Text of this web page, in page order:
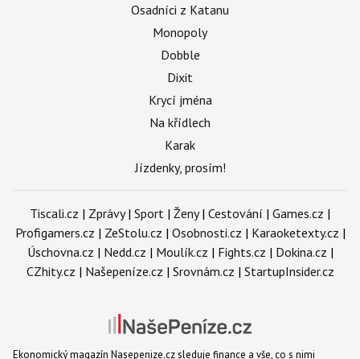
Osadníci z Katanu
Monopoly
Dobble
Dixit
Krycí jména
Na křídlech
Karak
Jízdenky, prosím!
Tiscali.cz | Zprávy| Sport | Ženy| Cestování | Games.cz |
Profigamers.cz | ZeStolu.cz | Osobnosti.cz | Karaoketexty.cz |
Úschovna.cz | Nedd.cz | Moulík.cz | Fights.cz | Dokina.cz |
CZhity.cz | Našepeníze.cz | Srovnám.cz | StartupInsider.cz
Ekonomický magazín Nasepenize.cz sleduje finance a vše, co s nimi